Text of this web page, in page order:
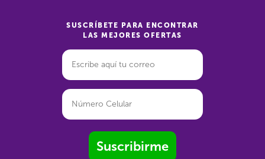
SUSCRÍBETE PARA ENCONTRAR
LAS MEJORES OFERTAS
Suscribirme